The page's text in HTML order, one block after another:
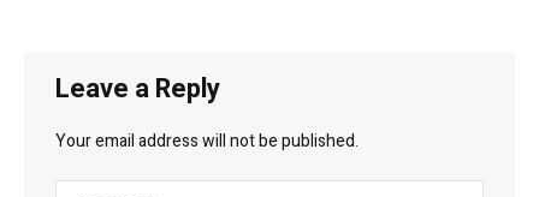
Leave a Reply
Your email address will not be published.